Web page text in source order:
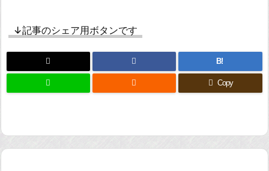
↓記事のシェア用ボタンです
B!
 Copy